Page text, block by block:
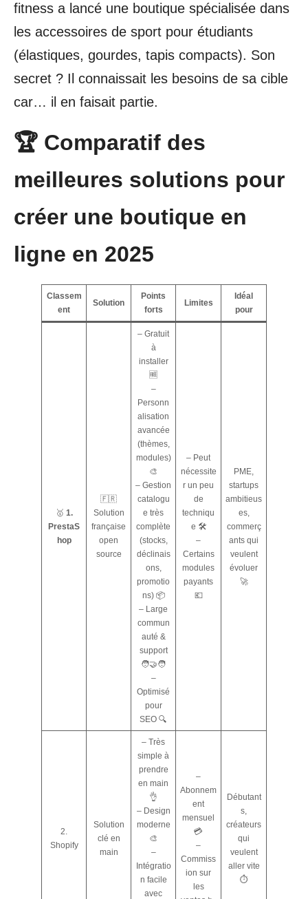
fitness a lancé une boutique spécialisée dans
les accessoires de sport pour étudiants
(élastiques, gourdes, tapis compacts). Son
secret ? Il connaissait les besoins de sa cible
car… il en faisait partie.
🏆 Comparatif des
meilleures solutions pour
créer une boutique en
ligne en 2025
Classem
ent
Solution
Points
forts
Limites
Idéal
pour
🥇 1.
PrestaS
hop
🇫🇷
Solution
française
open
source
– Gratuit
à
installer
🆓
–
Personn
alisation
avancée
(thèmes,
modules)
🎨
– Gestion
catalogu
e très
complète
(stocks,
déclinais
ons,
promotio
ns) 📦
– Large
commun
auté &
support
🧑‍🤝‍🧑
–
Optimisé
pour
SEO 🔍
– Peut
nécessite
r un peu
de
techniqu
e 🛠️
–
Certains
modules
payants
💶
PME,
startups
ambitieus
es,
commerç
ants qui
veulent
évoluer
🚀
2.
Shopify
Solution
clé en
main
– Très
simple à
prendre
en main
👌
– Design
moderne
🎨
–
Intégratio
n facile
avec
–
Abonnem
ent
mensuel
💳
–
Commiss
ion sur
les
Débutant
s,
créateurs
qui
veulent
aller vite
⏱️